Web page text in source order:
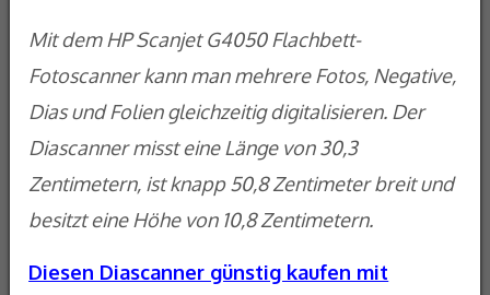
Mit dem HP Scanjet G4050 Flachbett-
Fotoscanner kann man mehrere Fotos, Negative,
Dias und Folien gleichzeitig digitalisieren. Der
Diascanner misst eine Länge von 30,3
Zentimetern, ist knapp 50,8 Zentimeter breit und
besitzt eine Höhe von 10,8 Zentimetern.
Diesen Diascanner günstig kaufen mit